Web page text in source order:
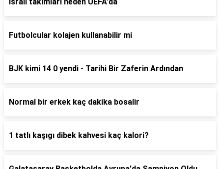
Futbolcular kolajen kullanabilir mi
BJK kimi 14 0 yendi - Tarihi Bir Zaferin Ardından
Normal bir erkek kaç dakika bosalir
1 tatlı kaşıgı dibek kahvesi kaç kalori?